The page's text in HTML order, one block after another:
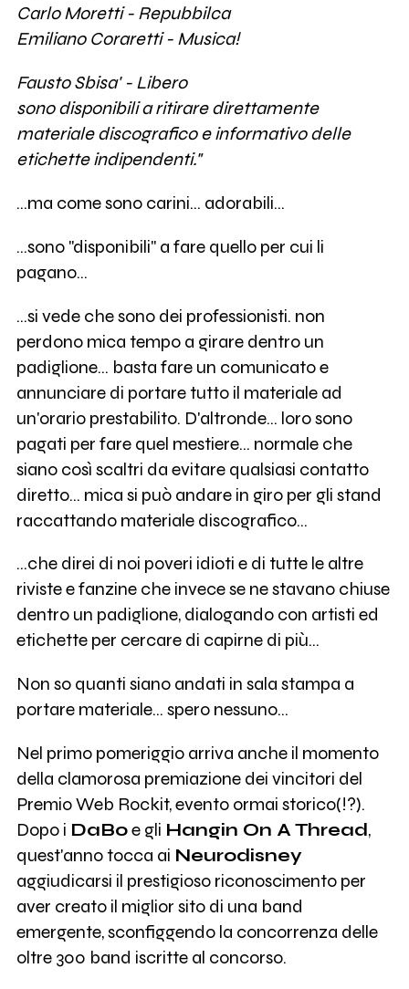
Carlo Moretti - Repubbilca
Emiliano Coraretti - Musica!
Fausto Sbisa' - Libero
sono disponibili a ritirare direttamente
materiale discografico e informativo delle
etichette indipendenti."
...ma come sono carini... adorabili...
...sono "disponibili" a fare quello per cui li
pagano...
...si vede che sono dei professionisti. non
perdono mica tempo a girare dentro un
padiglione... basta fare un comunicato e
annunciare di portare tutto il materiale ad
un'orario prestabilito. D'altronde... loro sono
pagati per fare quel mestiere... normale che
siano così scaltri da evitare qualsiasi contatto
diretto... mica si può andare in giro per gli stand
raccattando materiale discografico...
...che direi di noi poveri idioti e di tutte le altre
riviste e fanzine che invece se ne stavano chiuse
dentro un padiglione, dialogando con artisti ed
etichette per cercare di capirne di più...
Non so quanti siano andati in sala stampa a
portare materiale... spero nessuno...
Nel primo pomeriggio arriva anche il momento
della clamorosa premiazione dei vincitori del
Premio Web Rockit, evento ormai storico(!?).
Dopo i DaBoe gli Hangin On A Thread,
quest'anno tocca ai Neurodisney
aggiudicarsi il prestigioso riconoscimento per
aver creato il miglior sito di una band
emergente, sconfiggendo la concorrenza delle
oltre 300 band iscritte al concorso.